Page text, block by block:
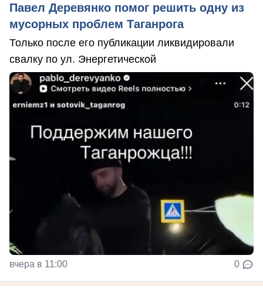
Павел Деревянко помог решить одну из
мусорных проблем Таганрога
Только после его публикации ликвидировали
свалку по ул. Энергетической
вчера в 11:00 0